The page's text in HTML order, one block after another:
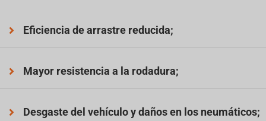
Eficiencia de arrastre reducida;
Mayor resistencia a la rodadura;
Desgaste del vehículo y daños en los neumáticos;